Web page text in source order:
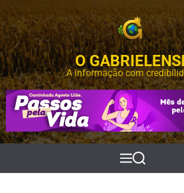
k
p
t
o
c
o
n
t
e
O
A informação com
M
e
P
e